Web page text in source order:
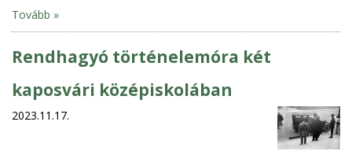
Tovább »
Rendhagyó történelemóra két
kaposvári középiskolában
2023.11.17.